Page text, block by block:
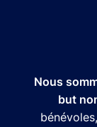
Nous
but